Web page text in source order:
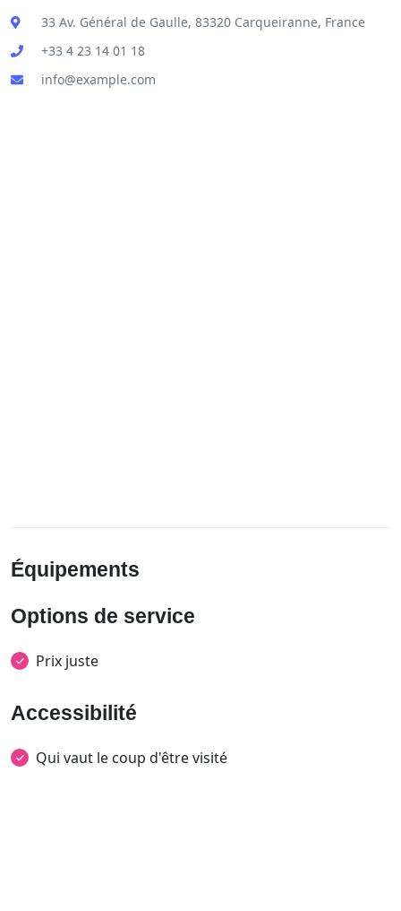
33 Av. Général de Gaulle, 83320 Carqueiranne, France
+33 4 23 14 01 18
info@example.com
Équipements
Options de service
Prix juste
Accessibilité
Qui vaut le coup d'être visité